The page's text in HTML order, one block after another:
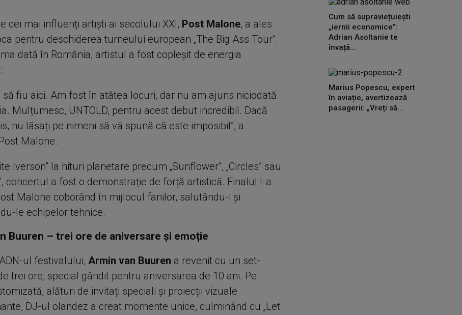
cei mai influenți artiști ai secolului XXI, Post Malone, a ales
pentru deschiderea turneului european „The Big Ass Tour”.
dată în România, artistul a fost copleșit de energia
să fiu aici. Am fost în atâtea locuri, dar nu am ajuns niciodată
Mulțumesc, UNTOLD, pentru acest debut incredibil. Dacă
nu lăsați pe nimeni să vă spună că este imposibil”, a
Malone.
Iverson” la hituri planetare precum „Sunflower”, „Circles” sau
concertul a fost o demonstrație de forță artistică. Finalul l-a
Malone coborând în mijlocul fanilor, salutându-i și
le echipelor tehnice.
Buuren – trei ore de aniversare și emoție
ul festivalului, Armin van Buuren a revenit cu un set-
trei ore, special gândit pentru aniversarea de 10 ani. Pe
alături de invitați speciali și proiecții vizuale
DJ-ul olandez a creat momente unice, culminând cu „Let
Cum să supraviețuiești
„iernii economice”:
Adrian Asoltanie te
învață...
Marius Popescu, expert
în aviație, avertizează
pasagerii: „Vreți să...